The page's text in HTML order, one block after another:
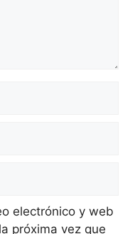
electrónico y web
próxima vez que